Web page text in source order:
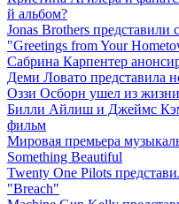
й альбом?
Jonas Brothers
"Greetings from Your
Сабрина Карпентер
Деми Ловато представила
Оззи Осборн ушел из жизни
Билли Айлиш и Джеймс
фильм
Мировая премьера
Something Beautiful
Twenty One Pilots
"Breach"